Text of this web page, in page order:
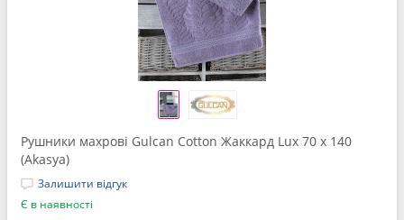
Рушники махрові Gulcan Cotton Жаккард Lux 70 x 140
(Akasya)
Залишити відгук
Є в наявності